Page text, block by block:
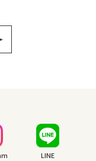
LINE